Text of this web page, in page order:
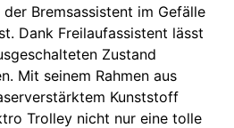
Bremsassistent im Gefälle
Dank Freilaufassistent lässt
Zustand
Mit seinem Rahmen aus
Kunststoff
Trolley nicht nur eine tolle